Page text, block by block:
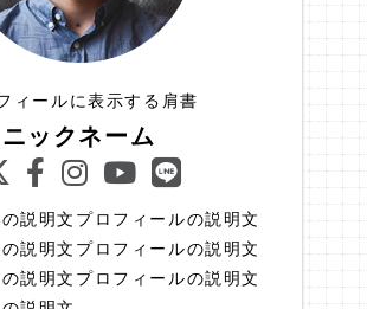
ィールに表示する肩書
ニックネーム
説明文プロフィールの説明文
説明文プロフィールの説明文
説明文プロフィールの説明文